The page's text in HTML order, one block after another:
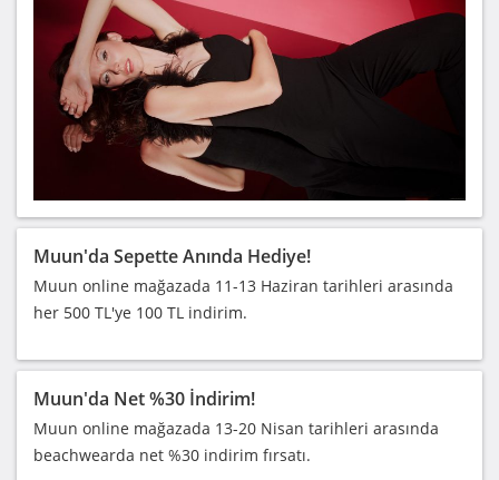
Muun'da Sepette Anında Hediye!
Muun online mağazada 11-13 Haziran tarihleri arasında
her 500 TL'ye 100 TL indirim.
Muun'da Net %30 İndirim!
Muun online mağazada 13-20 Nisan tarihleri arasında
beachwearda net %30 indirim fırsatı.